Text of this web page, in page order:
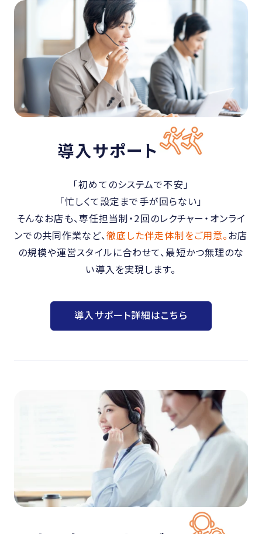
導入サポート
「初めてのシステムで不安」
「忙しくて設定まで手が回らない」
そんなお店も、専任担当制・2回のレクチャー・オンライ
ンでの共同作業など、徹底した伴走体制をご用意。お店
の規模や運営スタイルに合わせて、最短かつ無理のな
い導入を実現します。
導入サポート詳細はこちら